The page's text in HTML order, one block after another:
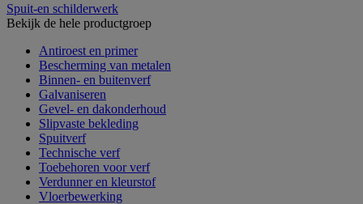
Spuit-en schilderwerk
Bekijk de hele productgroep
Antiroest en primer
Bescherming van metalen
Binnen- en buitenverf
Galvaniseren
Gevel- en dakonderhoud
Slipvaste bekleding
Spuitverf
Technische verf
Toebehoren voor verf
Verdunner en kleurstof
Vloerbewerking